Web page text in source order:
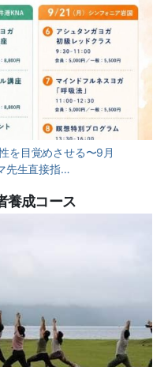
を目覚めさせる〜9月
先生直接指…
養成コース